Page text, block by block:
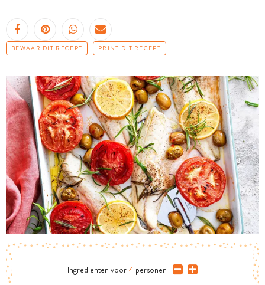
BEWAAR DIT RECEPT PRINT DIT RECEPT
Ingrediënten voor 4 personen